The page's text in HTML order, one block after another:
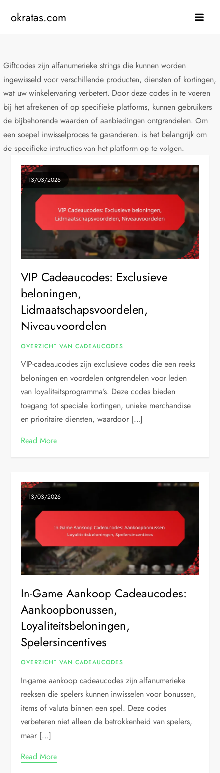
okratas.com
Giftcodes zijn alfanumerieke strings die kunnen worden
ingewisseld voor verschillende producten, diensten of kortingen,
wat uw winkelervaring verbetert. Door deze codes in te voeren
bij het afrekenen of op specifieke platforms, kunnen gebruikers
de bijbehorende waarden of aanbiedingen ontgrendelen. Om
een soepel inwisselproces te garanderen, is het belangrijk om
de specifieke instructies van het platform op te volgen.
13/03/2026
VIP Cadeaucodes: Exclusieve
beloningen,
Lidmaatschapsvoordelen,
Niveauvoordelen
OVERZICHT VAN CADEAUCODES
VIP-cadeaucodes zijn exclusieve codes die een reeks
beloningen en voordelen ontgrendelen voor leden
van loyaliteitsprogramma’s. Deze codes bieden
toegang tot speciale kortingen, unieke merchandise
en prioritaire diensten, waardoor […]
Read More
13/03/2026
In-Game Aankoop Cadeaucodes:
Aankoopbonussen,
Loyaliteitsbeloningen,
Spelersincentives
OVERZICHT VAN CADEAUCODES
In-game aankoop cadeaucodes zijn alfanumerieke
reeksen die spelers kunnen inwisselen voor bonussen,
items of valuta binnen een spel. Deze codes
verbeteren niet alleen de betrokkenheid van spelers,
maar […]
Read More